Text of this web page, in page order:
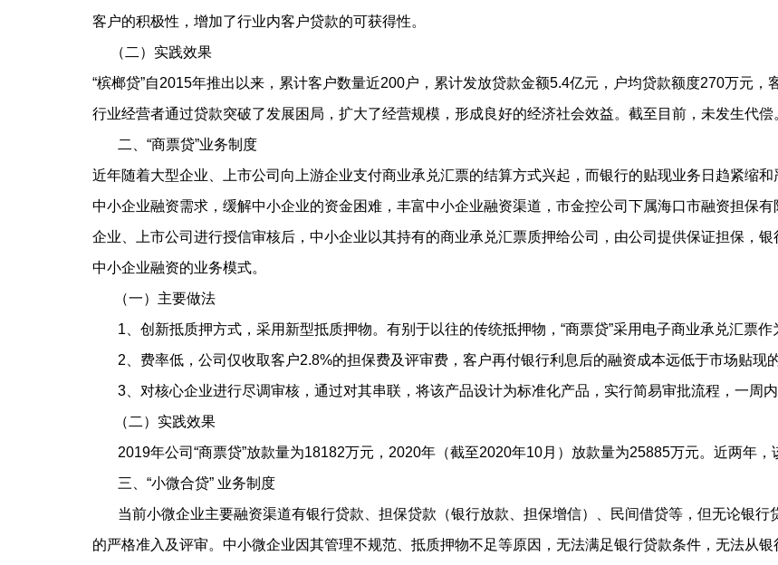
客户的积极性，增加了行业内客户贷款的可获得性。
（二）实践效果
“槟榔贷”自2015年推出以来，累计客户数量近200户，累计发放贷款金额5.4亿元，户均贷款额度270万元
行业经营者通过贷款突破了发展困局，扩大了经营规模，形成良好的经济社会效益。截至目前，未发生代偿
二、“商票贷”业务制度
近年随着大型企业、上市公司向上游企业支付商业承兑汇票的结算方式兴起，而银行的贴现业务日趋紧缩
中小企业融资需求，缓解中小企业的资金困难，丰富中小企业融资渠道，市金控公司下属海口市融资担保
企业、上市公司进行授信审核后，中小企业以其持有的商业承兑汇票质押给公司，由公司提供保证担保，
中小企业融资的业务模式。
（一）主要做法
1、创新抵质押方式，采用新型抵质押物。有别于以往的传统抵押物，“商票贷”采用电子商业承兑汇票作
2、费率低，公司仅收取客户2.8%的担保费及评审费，客户再付银行利息后的融资成本远低于市场贴现
3、对核心企业进行尽调审核，通过对其串联，将该产品设计为标准化产品，实行简易审批流程，一周内
（二）实践效果
2019年公司“商票贷”放款量为18182万元，2020年（截至2020年10月）放款量为25885万元。近两年，
三、“小微合贷” 业务制度
当前小微企业主要融资渠道有银行贷款、担保贷款（银行放款、担保增信）、民间借贷等，但无论银行
的严格准入及评审。中小微企业因其管理不规范、抵质押物不足等原因，无法满足银行贷款条件，无法从